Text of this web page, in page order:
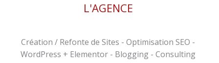
L'AGENCE
Création / Refonte de Sites - Optimisation SEO -
WordPress + Elementor - Blogging - Consulting